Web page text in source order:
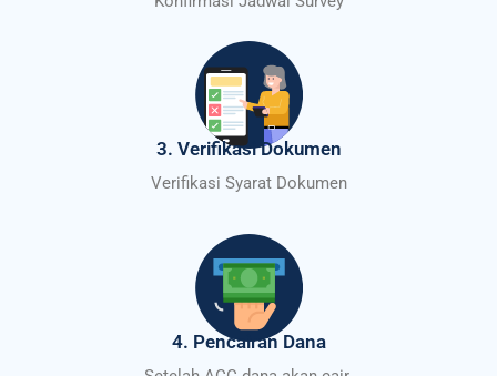
3. Verifikasi Dokumen
Verifikasi Syarat Dokumen
4. Pencairan Dana